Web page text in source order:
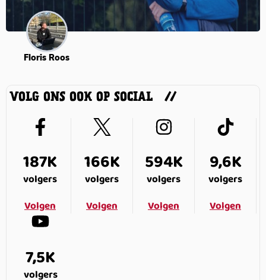
Floris Roos
VOLG ONS OOK OP SOCIAL
187K
volgers
Volgen
166K
volgers
Volgen
594K
volgers
Volgen
9,6K
volgers
Volgen
7,5K
volgers